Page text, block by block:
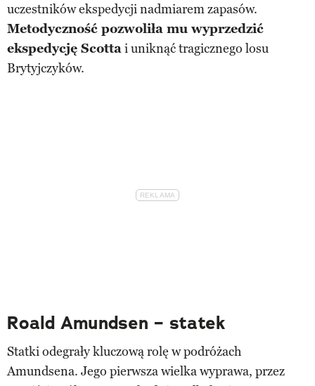
uczestników ekspedycji nadmiarem zapasów.
Metodyczność pozwoliła mu wyprzedzić
ekspedycję Scottai uniknąć tragicznego losu
Brytyjczyków.
Roald Amundsen – statek
Statki odegrały kluczową rolę w podróżach
Amundsena. Jego pierwsza wielka wyprawa, przez